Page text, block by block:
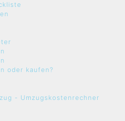
oder kaufen?
- Umzugskostenrechner